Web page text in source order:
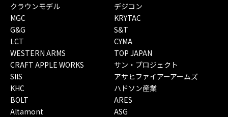
クラウンモデル
デジコン
MGC
KRYTAC
G&G
S&T
LCT
CYMA
WESTERN ARMS
TOP JAPAN
CRAFT APPLE WORKS
サン・プロジェクト
SIIS
アサヒファイアーアームズ
KHC
ハドソン産業
BOLT
ARES
Altamont
ASG